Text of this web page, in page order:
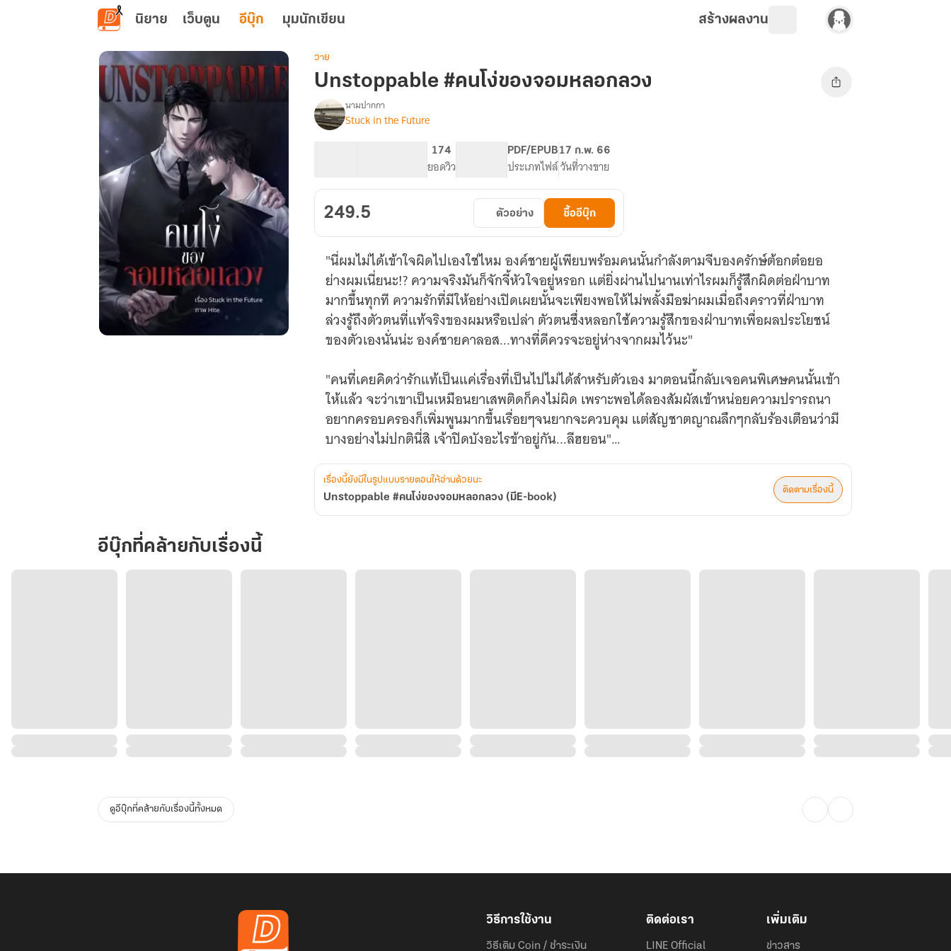
ข้ามไปยังเนื้อหาหลัก
นิยาย เว็บตูน อีบุ๊ก มุมนักเขียน สร้างผลงาน
วาย
Unstoppable #คนโง่ของจอมหลอกลวง
เรื่องUnstoppable
#คน
หลอก
ลวง
(มีE-
book)
นามปากกา
Stuck in the Future
174
ยอดวิว
PDF/EPUB
ประเภทไฟล์
17 ก.พ. 66
วันที่วางขาย
249.5 ตัวอย่าง ซื้ออีบุ๊ก
"นี่ผมไม่ได้เข้าใจผิดไปเองใช่ไหม องค์ชายผู้เพียบพร้อมคนนั้นกำลังตามจีบองครักษ์ต้อกต๋อยอ
ย่างผมเนี่ยนะ!? ความจริงมันก็จักจี้หัวใจอยู่หรอก แต่ยิ่งผ่านไปนานเท่าไรผมก็รู้สึกผิดต่อฝ่าบาท
มากขึ้นทุกที ความรักที่มีให้อย่างเปิดเผยนั้นจะเพียงพอให้ไม่พลั้งมือฆ่าผมเมื่อถึงคราวที่ฝ่าบาท
ล่วงรู้ถึงตัวตนที่แท้จริงของผมหรือเปล่า ตัวตนซึ่งหลอกใช้ความรู้สึกของฝ่าบาทเพื่อผลประโยชน์
ของตัวเองนั่นน่ะ องค์ชายคาลอส...ทางที่ดีควรจะอยู่ห่างจากผมไว้นะ"
"คนที่เคยคิดว่ารักแท้เป็นแค่เรื่องที่เป็นไปไม่ได้สำหรับตัวเอง มาตอนนี้กลับเจอคนพิเศษคนนั้นเข้า
ให้แล้ว จะว่าเขาเป็นเหมือนยาเสพติดก็คงไม่ผิด เพราะพอได้ลองสัมผัสเข้าหน่อยความปรารถนา
อยากครอบครองก็เพิ่มพูนมากขึ้นเรื่อยๆจนยากจะควบคุม แต่สัญชาตญาณลึกๆกลับร้องเตือนว่ามี
บางอย่างไม่ปกตินี่สิ เจ้าปิดบังอะไรข้าอยู่กัน...ลีฮยอน"
ความรักมันจะยากแค่ไหนกันเชียว เรื่องราวของคนที่สถานะต่างกันสุดขั้วแต่กลับมีสิ่งหนึ่งที่เหมือน
กันคือความโดดเดี่ยวที่กัดกินจิตใจทั้งคู่อยู่ทุกเมื่อเชื่อวัน ทุกคนไปลองชิมกันได้นะฮะ พี่คาร์ลกับ
เรื่องนี้ยังมีในรูปแบบรายตอนให้อ่านด้วยนะ
Unstoppable #คนโง่ของจอมหลอกลวง (มีE-book)
ติดตามเรื่องนี้
อีบุ๊กที่คล้ายกับเรื่องนี้
ดูอีบุ๊กที่คล้ายกับเรื่องนี้ทั้งหมด
วิธีการใช้งาน
วิธีเติม Coin / ชำระเงิน
ติดต่อเรา
LINE Official
เพิ่มเติม
ข่าวสาร